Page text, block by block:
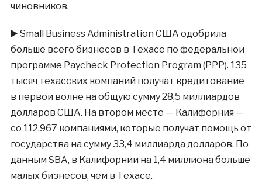
чиновников.
▶️ Small Business Administration США одобрила
больше всего бизнесов в Техасе по федеральной
программе Paycheck Protection Program (PPP). 135
тысяч техасских компаний получат кредитование
в первой волне на общую сумму 28,5 миллиардов
долларов США. На втором месте — Калифорния —
со 112.967 компаниями, которые получат помощь от
государства на сумму 33,4 миллиарда долларов. По
данным SBA, в Калифорнии на 1,4 миллиона больше
малых бизнесов, чем в Техасе.